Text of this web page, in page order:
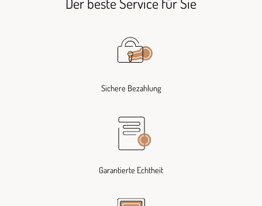
Sichere Bezahlung
Garantierte Echtheit